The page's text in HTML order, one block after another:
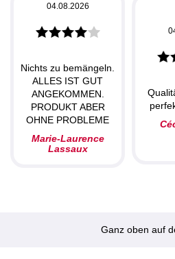
04.08.2026
Nichts zu bemängeln.
ALLES IST GUT
ANGEKOMMEN.
PRODUKT ABER
OHNE PROBLEME
Marie-Laurence
Lassaux
Ganz oben auf